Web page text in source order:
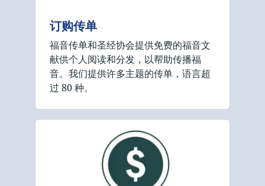
订购传单
福音传单和圣经协会提供免费的福音文
献供个人阅读和分发，以帮助传播福
音。我们提供许多主题的传单，语言超
过 80 种。